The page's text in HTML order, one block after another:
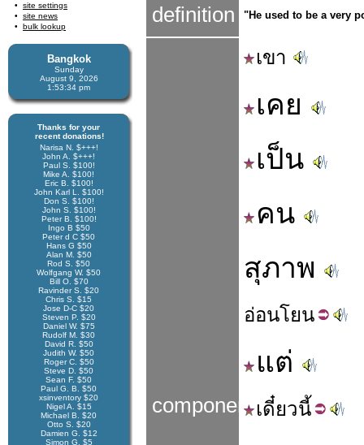
site settings
site news
bulk lookup
Bangkok
Sunday
August 9, 2026
1:53:34 pm
Thanks for your
recent donations!
Narisa N. $+++!
John A. $+++!
Paul S. $100!
Mike A. $100!
Eric B. $100!
John Karl L. $100!
Don S. $100!
John S. $100!
Peter B. $100!
Ingo B $50
Peter d C $50
Hans G $50
Alan M. $50
Rod S. $50
Wolfgang W. $50
Bill O. $70
Ravinder S. $20
Chris S. $15
Jose D-C $20
Steven P. $20
Daniel W. $75
Rudolf M. $30
David R. $50
Judith W. $50
Roger C. $50
Steve D. $50
Sean F. $50
Paul G. B. $50
xsinventory $20
Nigel A. $15
Michael B. $20
Otto S. $20
Damien G. $12
Simon G. $5
definition "He used to be a very
components
เขา
เคย
เป็น
คน
สุภาพ
อ่อนโยน
แต่
เดี๋ยวนี้